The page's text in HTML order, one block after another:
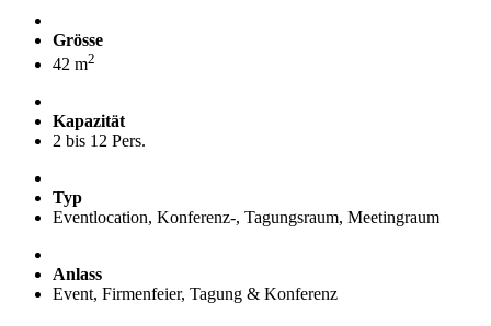
Grösse
42 m2
Kapazität
2 bis 12 Pers.
Typ
Eventlocation, Konferenz-, Tagungsraum, Meetingraum
Anlass
Event, Firmenfeier, Tagung & Konferenz